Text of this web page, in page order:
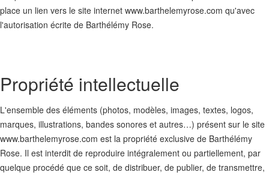
place un lien vers le site internet www.barthelemyrose.com qu'avec
l'autorisation écrite de Barthélémy Rose.
Propriété intellectuelle
L'ensemble des éléments (photos, modèles, images, textes, logos,
marques, illustrations, bandes sonores et autres…) présent sur le site
www.barthelemyrose.com est la propriété exclusive de Barthélémy
Rose. Il est interdit de reproduire intégralement ou partiellement, par
quelque procédé que ce soit, de distribuer, de publier, de transmettre,